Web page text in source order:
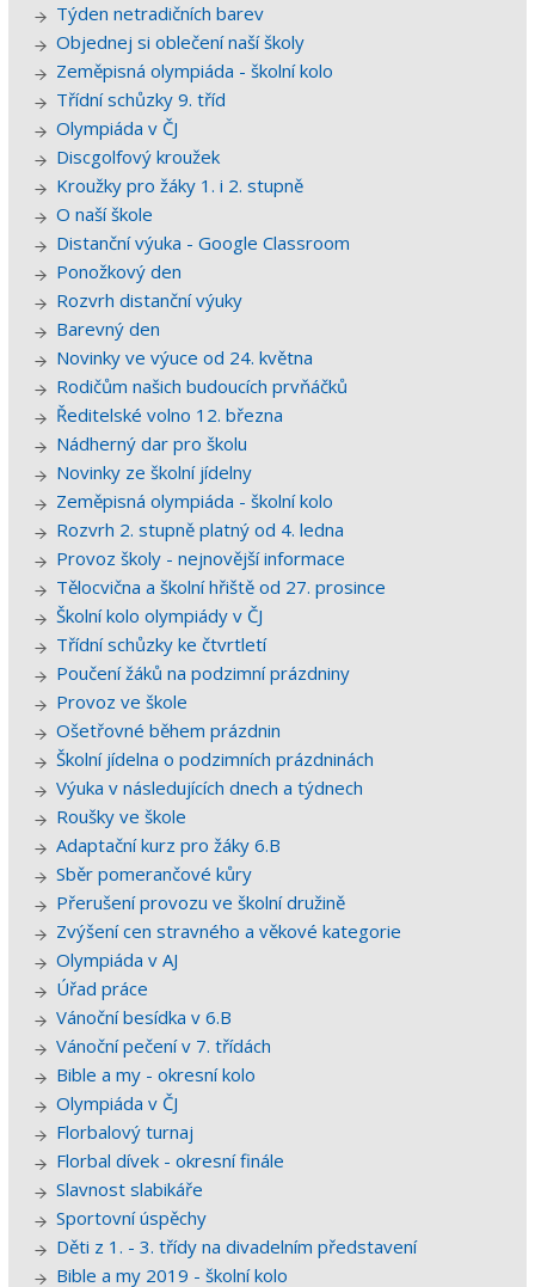
Týden netradičních barev
Objednej si oblečení naší školy
Zeměpisná olympiáda - školní kolo
Třídní schůzky 9. tříd
Olympiáda v ČJ
Discgolfový kroužek
Kroužky pro žáky 1. i 2. stupně
O naší škole
Distanční výuka - Google Classroom
Ponožkový den
Rozvrh distanční výuky
Barevný den
Novinky ve výuce od 24. května
Rodičům našich budoucích prvňáčků
Ředitelské volno 12. března
Nádherný dar pro školu
Novinky ze školní jídelny
Zeměpisná olympiáda - školní kolo
Rozvrh 2. stupně platný od 4. ledna
Provoz školy - nejnovější informace
Tělocvična a školní hřiště od 27. prosince
Školní kolo olympiády v ČJ
Třídní schůzky ke čtvrtletí
Poučení žáků na podzimní prázdniny
Provoz ve škole
Ošetřovné během prázdnin
Školní jídelna o podzimních prázdninách
Výuka v následujících dnech a týdnech
Roušky ve škole
Adaptační kurz pro žáky 6.B
Sběr pomerančové kůry
Přerušení provozu ve školní družině
Zvýšení cen stravného a věkové kategorie
Olympiáda v AJ
Úřad práce
Vánoční besídka v 6.B
Vánoční pečení v 7. třídách
Bible a my - okresní kolo
Olympiáda v ČJ
Florbalový turnaj
Florbal dívek - okresní finále
Slavnost slabikáře
Sportovní úspěchy
Děti z 1. - 3. třídy na divadelním představení
Bible a my 2019 - školní kolo